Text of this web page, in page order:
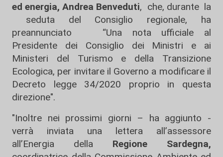
ed energia, Andrea Benveduti, che, durante la
seduta del Consiglio regionale, ha
preannunciato “Una nota ufficiale al
Presidente dei Consiglio dei Ministri e ai
Ministeri del Turismo e della Transizione
Ecologica, per invitare il Governo a modificare il
Decreto legge 34/2020 proprio in questa
direzione".
"Inoltre nei prossimi giorni – ha aggiunto -
verrà inviata una lettera all’assessore
all’Energia della Regione Sardegna,